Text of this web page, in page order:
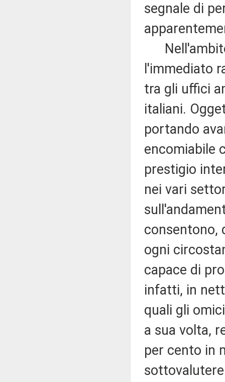
segnale di
l'immediato
tra gli uffici
italiani.
portando
encomiabile
prestigio
nei vari
consentono,
ogni
capace di
infatti, in
quali gli
a sua volta,
per cento in